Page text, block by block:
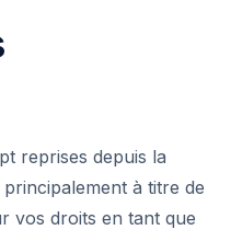
reprises depuis la
à titre de
vos droits en tant que